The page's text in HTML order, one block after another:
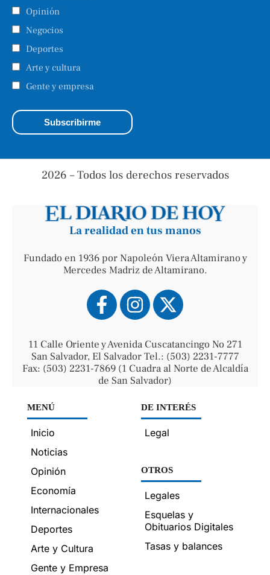
Opinión
Negocios
Deportes
Arte y cultura
Gente y empresa
2026 – Todos los derechos reservados
La realidad en tus manos
Fundado en 1936 por Napoleón Viera Altamirano y
Mercedes Madriz de Altamirano.
11 Calle Oriente y Avenida Cuscatancingo No 271
San Salvador, El Salvador Tel.: (503) 2231-7777
Fax: (503) 2231-7869 (1 Cuadra al Norte de Alcaldía
de San Salvador)
MENÚ
Inicio
Noticias
Opinión
Economía
Internacionales
Deportes
Arte y Cultura
Gente y Empresa
DE INTERÉS
Legal
OTROS
Legales
Esquelas y
Obituarios Digitales
Tasas y balances